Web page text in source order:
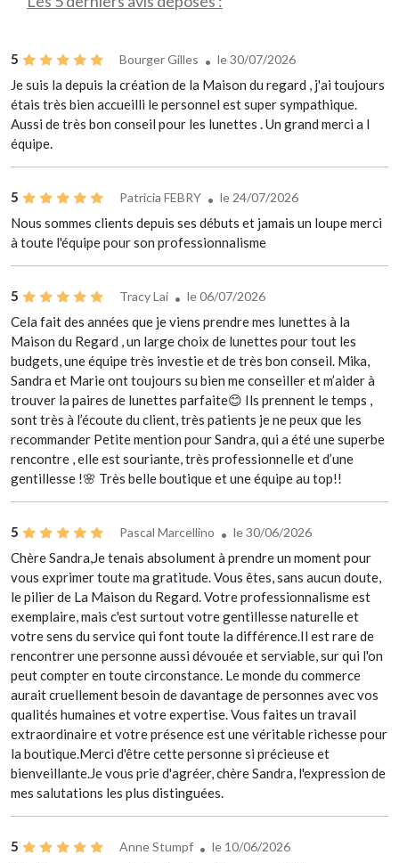
5 Bourger Gilles le 30/07/2026
Je suis la depuis la création de la Maison du regard , j'ai toujours
étais très bien accueilli le personnel est super sympathique.
Aussi de très bon conseil pour les lunettes . Un grand merci a l
équipe.
5 Patricia FEBRY le 24/07/2026
Nous sommes clients depuis ses débuts et jamais un loupe merci
à toute l'équipe pour son professionnalisme
5 Tracy Lai le 06/07/2026
Cela fait des années que je viens prendre mes lunettes à la
Maison du Regard , un large choix de lunettes pour tout les
budgets, une équipe très investie et de très bon conseil. Mika,
Sandra et Marie ont toujours su bien me conseiller et m’aider à
trouver la paires de lunettes parfaite😊 Ils prennent le temps ,
sont très à l’écoute du client, très patients je ne peux que les
recommander Petite mention pour Sandra, qui a été une superbe
rencontre , elle est souriante, très professionnelle et d’une
gentillesse !🌸 Très belle boutique et une équipe au top!!
5 Pascal Marcellino le 30/06/2026
Chère Sandra, ​Je tenais absolument à prendre un moment pour
vous exprimer toute ma gratitude. Vous êtes, sans aucun doute,
le pilier de La Maison du Regard. Votre professionnalisme est
exemplaire, mais c'est surtout votre gentillesse naturelle et
votre sens du service qui font toute la différence. ​Il est rare de
rencontrer une personne aussi dévouée et serviable, sur qui l'on
peut compter en toute circonstance. Le monde du commerce
aurait cruellement besoin de davantage de personnes avec vos
qualités humaines et votre expertise. Vous faites un travail
extraordinaire et votre présence est une véritable richesse pour
la boutique. ​Merci d'être cette personne si précieuse et
bienveillante. ​Je vous prie d'agréer, chère Sandra, l'expression de
mes salutations les plus distinguées.
5 Anne Stumpf le 10/06/2026